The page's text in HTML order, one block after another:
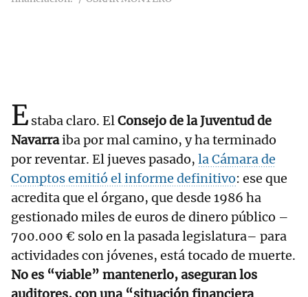
Estaba claro. ElConsejo de la Juventud de
Navarraiba por mal camino, y ha terminado
por reventar. El jueves pasado, la Cámara de
Comptos emitió el informe definitivo: ese que
acredita que el órgano, que desde 1986 ha
gestionado miles de euros de dinero público –
700.000 € solo en la pasada legislatura– para
actividades con jóvenes, está tocado de muerte.
No es “viable” mantenerlo, aseguran los